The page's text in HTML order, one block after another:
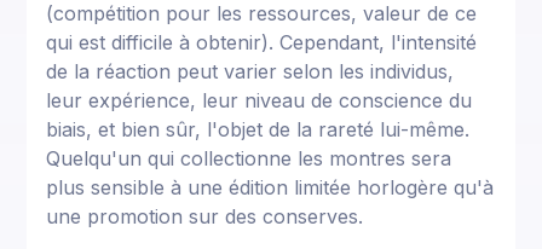
(compétition pour les ressources, valeur de ce
qui est difficile à obtenir). Cependant, l'intensité
de la réaction peut varier selon les individus,
leur expérience, leur niveau de conscience du
biais, et bien sûr, l'objet de la rareté lui-même.
Quelqu'un qui collectionne les montres sera
plus sensible à une édition limitée horlogère qu'à
une promotion sur des conserves.